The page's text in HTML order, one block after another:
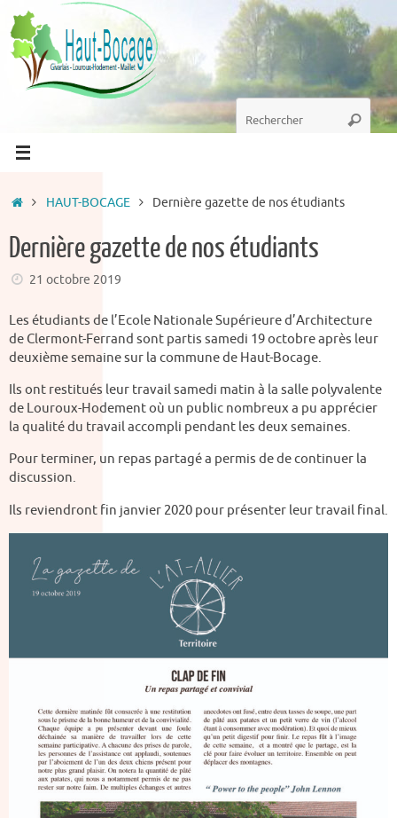
Passer
au
contenu
Recherche
pour
Accueil
HAUT-BOCAGE Dernière gazette de nos étudiants
Dernière gazette de nos étudiants
21 octobre 2019
Les étudiants de l’Ecole Nationale Supérieure d’Architecture
de Clermont-Ferrand sont partis samedi 19 octobre après leur
deuxième semaine sur la commune de Haut-Bocage.
Ils ont restitués leur travail samedi matin à la salle polyvalente
de Louroux-Hodement où un public nombreux a pu apprécier
la qualité du travail accompli pendant les deux semaines.
Pour terminer, un repas partagé a permis de de continuer la
discussion.
Ils reviendront fin janvier 2020 pour présenter leur travail final.